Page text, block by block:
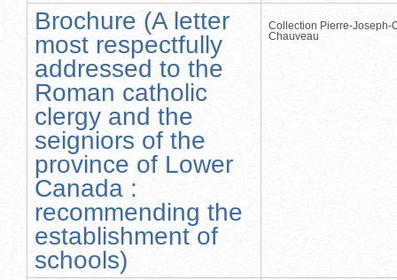
Brochure (A letter
most respectfully
addressed to the
Roman catholic
clergy and the
seigniors of the
province of Lower
Canada :
recommending the
establishment of
schools)
Collection Pierre-Joseph-
Chauveau